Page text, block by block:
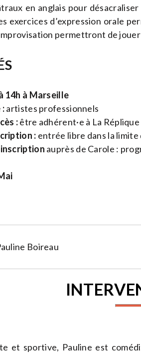
en anglais pour
exercices d’expression orale
permettront de
14h à Marseille
:artistes professionnels
:être adhérent·e à La Réplique
: entrée libre dans la limite
auprès de Carole :
Boireau
et sportive, Pauline est